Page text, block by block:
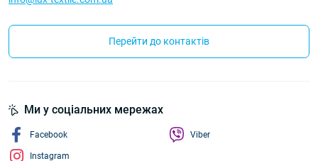
Перейти до контактів
Ми у соціальних мережах
Facebook
Instagram
Viber